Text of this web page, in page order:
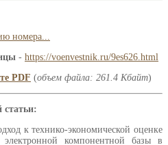
номера...
- https://voenvestnik.ru/9es626.html
PDF (объем файла: 261.4 Кбайт)
статьи:
к технико-экономической оценке
электронной компонентной базы в